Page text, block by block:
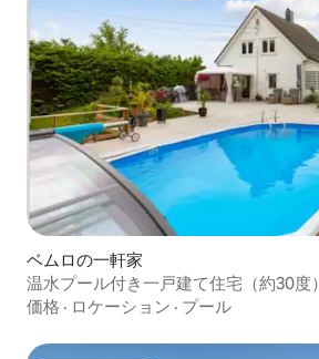
ベムロの一軒家
温水プール付き一戸建て住宅（約30度）
価格 · ロケーション · プール